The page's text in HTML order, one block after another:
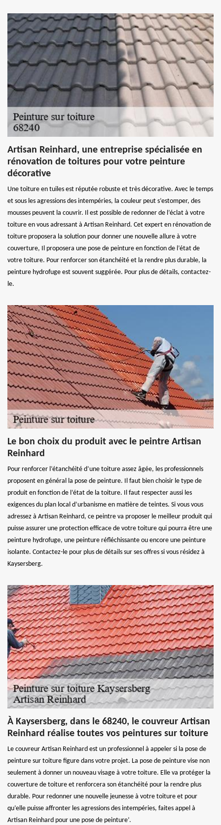
Artisan Reinhard, une entreprise spécialisée en
rénovation de toitures pour votre peinture
décorative
Une toiture en tuiles est réputée robuste et très décorative. Avec le temps
et sous les agressions des intempéries, la couleur peut s’estomper, des
mousses peuvent la couvrir. Il est possible de redonner de l’éclat à votre
toiture en vous adressant à Artisan Reinhard. Cet expert en rénovation de
toiture proposera la solution pour donner une nouvelle allure à votre
couverture, Il proposera une pose de peinture en fonction de l’état de
votre toiture. Pour renforcer son étanchéité et la rendre plus durable, la
peinture hydrofuge est souvent suggérée. Pour plus de détails, contactez-
le.
Le bon choix du produit avec le peintre Artisan
Reinhard
Pour renforcer l’étanchéité d’une toiture assez âgée, les professionnels
proposent en général la pose de peinture. Il faut bien choisir le type de
produit en fonction de l’état de la toiture. Il faut respecter aussi les
exigences du plan local d’urbanisme en matière de teintes. Si vous vous
adressez à Artisan Reinhard, ce peintre va proposer le meilleur produit qui
puisse assurer une protection efficace de votre toiture qui pourra être une
peinture hydrofuge, une peinture réfléchissante ou encore une peinture
isolante. Contactez-le pour plus de détails sur ses offres si vous résidez à
Kaysersberg.
À Kaysersberg, dans le 68240, le couvreur Artisan
Reinhard réalise toutes vos peintures sur toiture
Le couvreur Artisan Reinhard est un professionnel à appeler si la pose de
peinture sur toiture figure dans votre projet. La pose de peinture vise non
seulement à donner un nouveau visage à votre toiture. Elle va protéger la
couverture de toiture et renforcera son étanchéité pour la rendre plus
durable. Pour redonner une nouvelle jeunesse à votre toiture et pour
qu’elle puisse affronter les agressions des intempéries, faites appel à
Artisan Reinhard pour une pose de peinture’.